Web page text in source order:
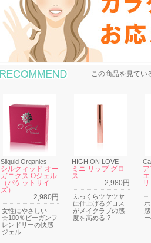
おすすめ商品
この商品を見てい
Sliquid Organics
シルクィッド オー
ガニクス Oジェル
（パケットサイ
ズ）
2,980円
女性にやさしい
☆100％ビーガンフ
レンドリーの快感
ジェル
HIGH ON LOVE
ミニ リップ グロ
ス
2,980円
ふっくらツヤツヤ
に仕上げるグロス
がメイクラブの感
度を高める!?